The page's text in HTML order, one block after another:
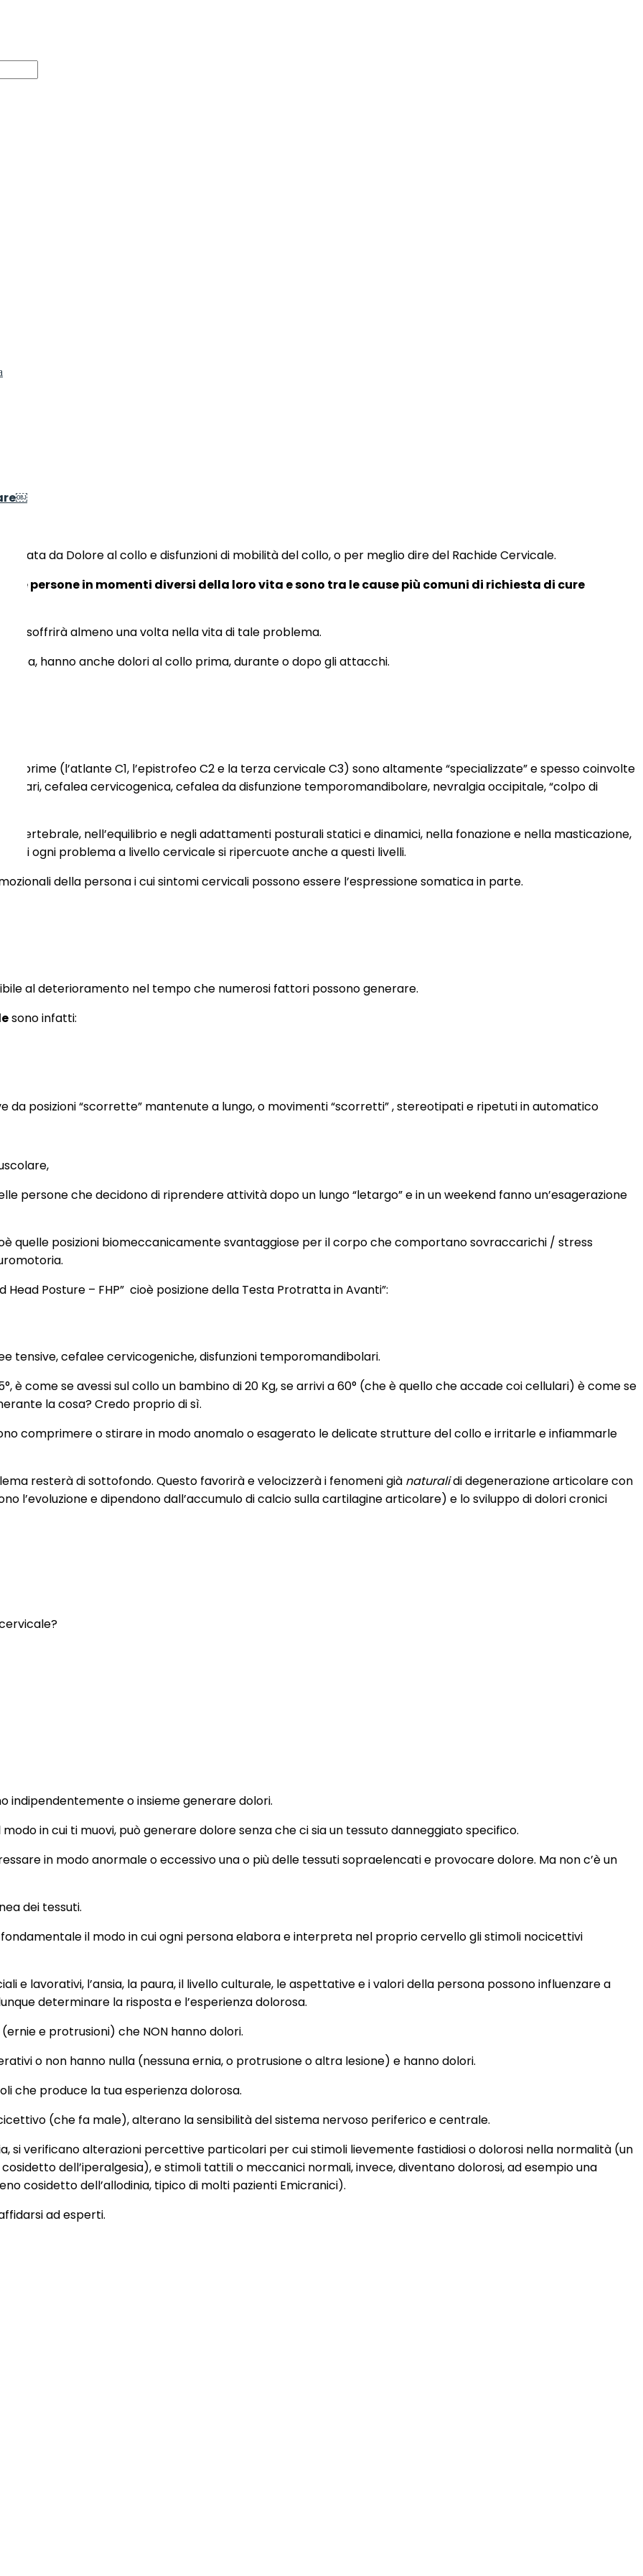
da Dolore al collo e disfunzioni di mobilità del collo, o per meglio dire del Rachide Cervicale.
persone in momenti diversi della loro vita e sono tra le cause più comuni di richiesta di cure
soffrirà almeno una volta nella vita di tale problema.
hanno anche dolori al collo prima, durante o dopo gli attacchi.
prime (l’atlante C1, l’epistrofeo C2 e la terza cervicale C3) sono altamente “specializzate” e spesso coinvolte
cefalea cervicogenica, cefalea da disfunzione temporomandibolare, nevralgia occipitale, “colpo di
vertebrale, nell’equilibrio e negli adattamenti posturali statici e dinamici, nella fonazione e nella masticazione,
ogni problema a livello cervicale si ripercuote anche a questi livelli.
della persona i cui sintomi cervicali possono essere l’espressione somatica in parte.
al deterioramento nel tempo che numerosi fattori possono generare.
sono infatti:
posizioni “scorrette” mantenute a lungo, o movimenti “scorretti” , stereotipati e ripetuti in automatico
persone che decidono di riprendere attività dopo un lungo “letargo” e in un weekend fanno un’esagerazione
quelle posizioni biomeccanicamente svantaggiose per il corpo che comportano sovraccarichi / stress
Posture – FHP” cioè posizione della Testa Protratta in Avanti”:
tensive, cefalee cervicogeniche, disfunzioni temporomandibolari.
è come se avessi sul collo un bambino di 20 Kg, se arrivi a 60° (che è quello che accade coi cellulari) è come se
la cosa? Credo proprio di sì.
comprimere o stirare in modo anomalo o esagerato le delicate strutture del collo e irritarle e infiammarle
resterà di sottofondo. Questo favorirà e velocizzerà i fenomeni già naturalidi degenerazione articolare con
l’evoluzione e dipendono dall’accumulo di calcio sulla cartilagine articolare) e lo sviluppo di dolori cronici
indipendentemente o insieme generare dolori.
in cui ti muovi, può generare dolore senza che ci sia un tessuto danneggiato specifico.
in modo anormale o eccessivo una o più delle tessuti sopraelencati e provocare dolore. Ma non c’è un
dei tessuti.
il modo in cui ogni persona elabora e interpreta nel proprio cervello gli stimoli nocicettivi
e lavorativi, l’ansia, la paura, il livello culturale, le aspettative e i valori della persona possono influenzare a
determinare la risposta e l’esperienza dolorosa.
e protrusioni) che NON hanno dolori.
o non hanno nulla (nessuna ernia, o protrusione o altra lesione) e hanno dolori.
che produce la tua esperienza dolorosa.
(che fa male), alterano la sensibilità del sistema nervoso periferico e centrale.
si verificano alterazioni percettive particolari per cui stimoli lievemente fastidiosi o dolorosi nella normalità (un
dell’iperalgesia), e stimoli tattili o meccanici normali, invece, diventano dolorosi, ad esempio una
cosidetto dell’allodinia, tipico di molti pazienti Emicranici).
ad esperti.